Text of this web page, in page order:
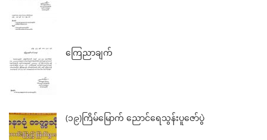
ကြေညာချက်
(၁၉)ကြိမ်မြောက် ညောင်ရေသွန်းပူဇော်ပွဲ